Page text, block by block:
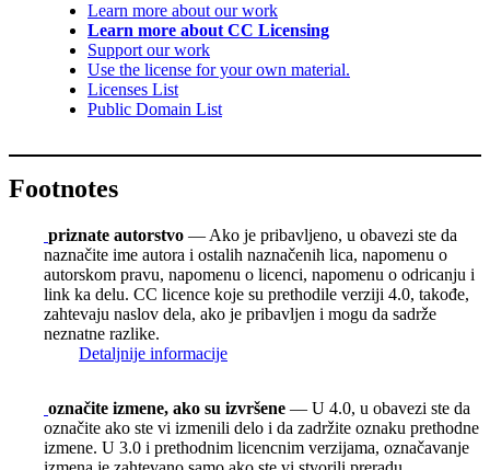
Learn more about our work
Learn more about CC Licensing
Support our work
Use the license for your own material.
Licenses List
Public Domain List
Footnotes
priznate autorstvo — Ako je pribavljeno, u obavezi ste da
naznačite ime autora i ostalih naznačenih lica, napomenu o
autorskom pravu, napomenu o licenci, napomenu o odricanju i
link ka delu. CC licence koje su prethodile verziji 4.0, takođe,
zahtevaju naslov dela, ako je pribavljen i mogu da sadrže
neznatne razlike.
Detaljnije informacije
označite izmene, ako su izvršene — U 4.0, u obavezi ste da
označite ako ste vi izmenili delo i da zadržite oznaku prethodne
izmene. U 3.0 i prethodnim licencnim verzijama, označavanje